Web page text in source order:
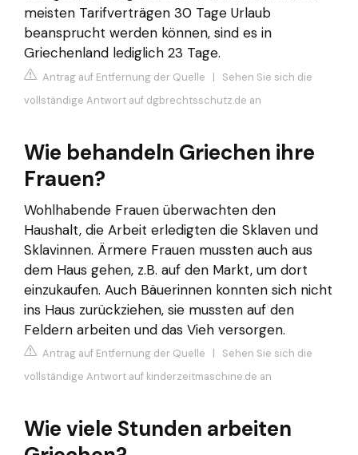
meisten Tarifverträgen 30 Tage Urlaub
beansprucht werden können, sind es in
Griechenland lediglich 23 Tage.
Antrag auf Entfernung der Quelle | Sehen Sie sich die
vollständige Antwort auf dgbrechtsschutz.de an
Wie behandeln Griechen ihre
Frauen?
Wohlhabende Frauen überwachten den
Haushalt, die Arbeit erledigten die Sklaven und
Sklavinnen. Ärmere Frauen mussten auch aus
dem Haus gehen, z.B. auf den Markt, um dort
einzukaufen. Auch Bäuerinnen konnten sich nicht
ins Haus zurückziehen, sie mussten auf den
Feldern arbeiten und das Vieh versorgen.
Antrag auf Entfernung der Quelle | Sehen Sie sich die
vollständige Antwort auf kinderzeitmaschine.de an
Wie viele Stunden arbeiten